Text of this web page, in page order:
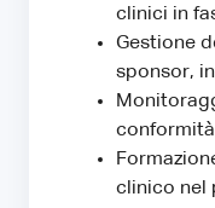
clinici in
Gestione
sponsor,
clinico nel